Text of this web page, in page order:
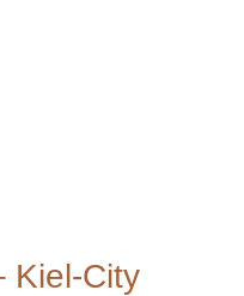
Kiel-City